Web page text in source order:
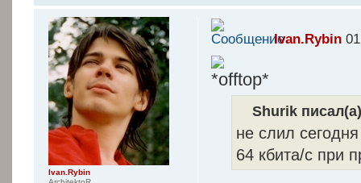
-----
-¦--¦¦--¦-
----- -
-¦--¦¦--¦-
----------
----¦¦--¦-
----¦¦--¦-
Ivan.Rybin
Shurik
не слил
64 кбита/с при
Ivan.Rybin